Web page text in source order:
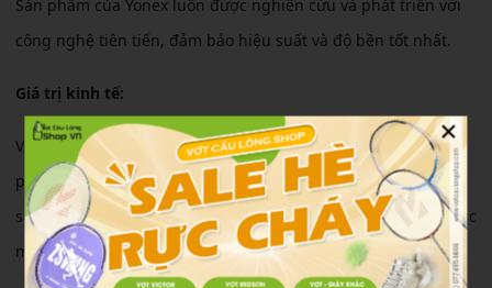
Sản phẩm của Yonex luôn được nghiên cứu và phát triển với
công nghệ tiên tiến, đảm bảo hiệu suất và độ bền tốt nhất.
Giá trị kinh tế:
Với độ bền cao, Yonex Mavis 10 giúp người chơi tiết kiệm chi
phí thay thế cầu thường xuyên.Khả năng giữ được tính năng
sau nhiều lần sử dụng giúp người chơi có trải nghiệm liên tục
mà không lo về chất lượng cầu giảm sút.
×